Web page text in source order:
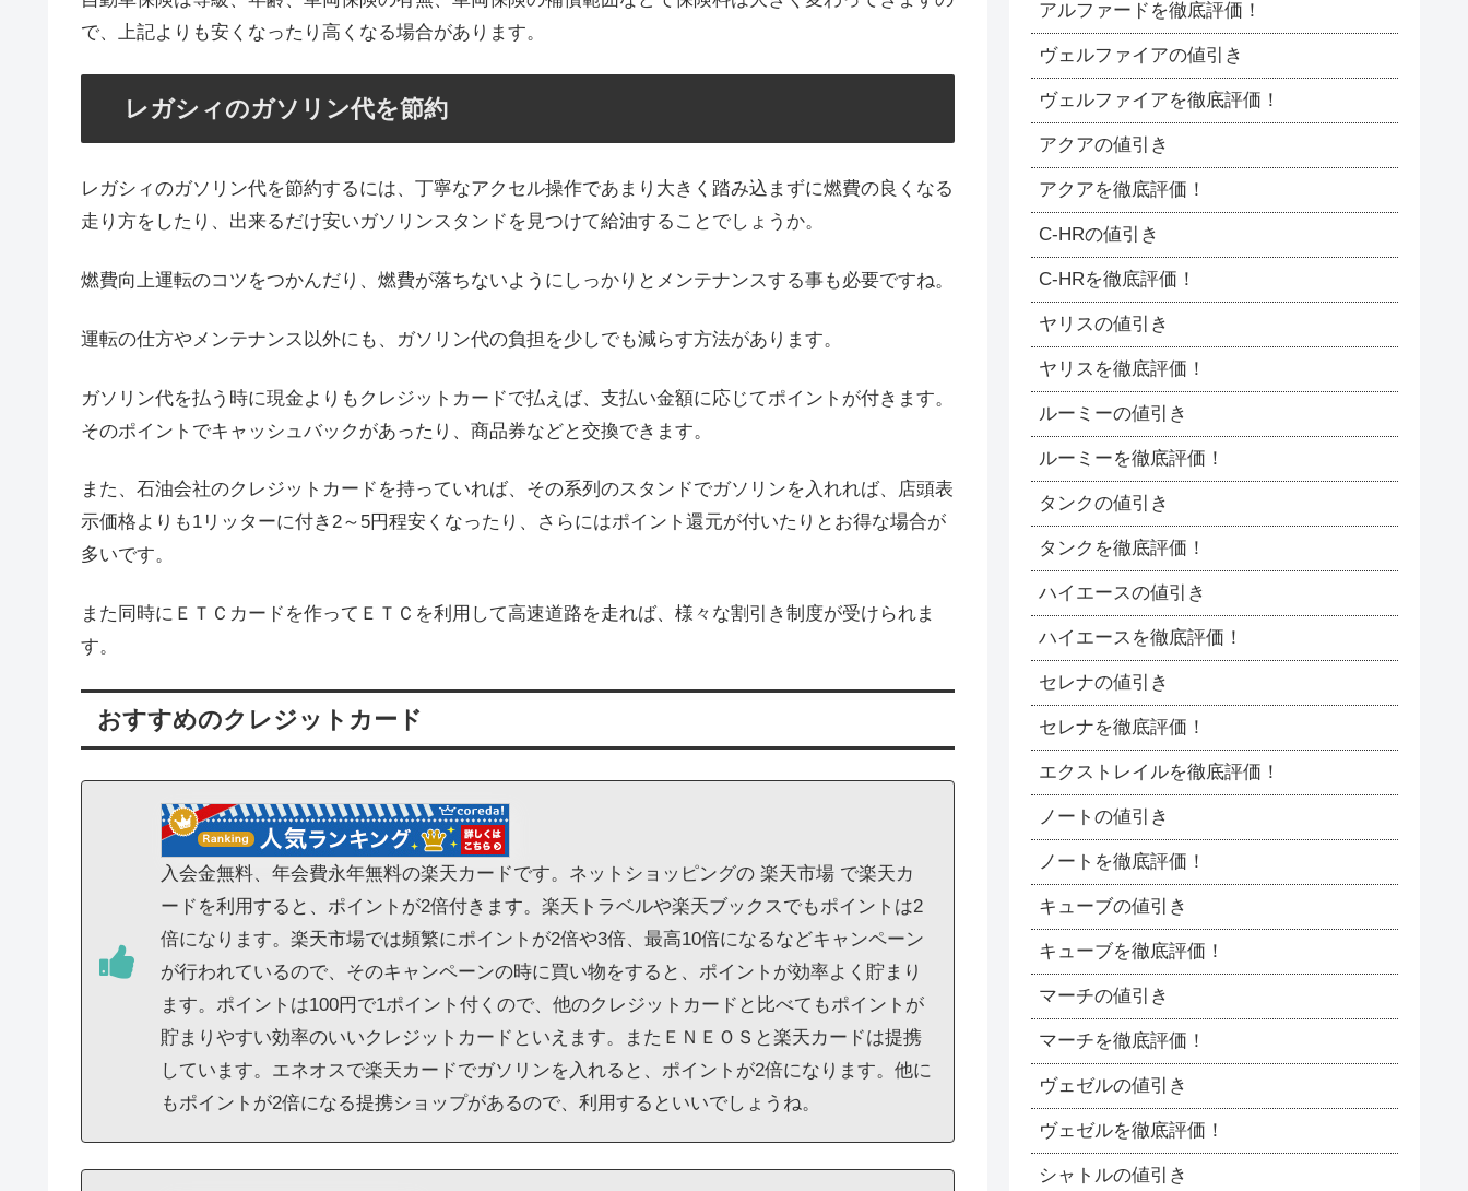
で、上記よりも安くなったり高くなる場合があります。
レガシィのガソリン代を節約
レガシィのガソリン代を節約するには、丁寧なアクセル操作であまり大きく踏み込まずに燃費の良くなる
走り方をしたり、出来るだけ安いガソリンスタンドを見つけて給油することでしょうか。
燃費向上運転のコツをつかんだり、燃費が落ちないようにしっかりとメンテナンスする事も必要ですね。
運転の仕方やメンテナンス以外にも、ガソリン代の負担を少しでも減らす方法があります。
ガソリン代を払う時に現金よりもクレジットカードで払えば、支払い金額に応じてポイントが付きます。
そのポイントでキャッシュバックがあったり、商品券などと交換できます。
また、石油会社のクレジットカードを持っていれば、その系列のスタンドでガソリンを入れれば、店頭表
示価格よりも1リッターに付き2～5円程安くなったり、さらにはポイント還元が付いたりとお得な場合が
多いです。
また同時にＥＴＣカードを作ってＥＴＣを利用して高速道路を走れば、様々な割引き制度が受けられま
す。
おすすめのクレジットカード
入会金無料、年会費永年無料の楽天カードです。ネットショッピングの 楽天市場 で楽天カ
ードを利用すると、ポイントが2倍付きます。楽天トラベルや楽天ブックスでもポイントは2
倍になります。楽天市場では頻繁にポイントが2倍や3倍、最高10倍になるなどキャンペーン
が行われているので、そのキャンペーンの時に買い物をすると、ポイントが効率よく貯まり
ます。ポイントは100円で1ポイント付くので、他のクレジットカードと比べてもポイントが
貯まりやすい効率のいいクレジットカードといえます。またＥＮＥＯＳと楽天カードは提携
しています。エネオスで楽天カードでガソリンを入れると、ポイントが2倍になります。他に
もポイントが2倍になる提携ショップがあるので、利用するといいでしょうね。
アルファードを徹底評価！
ヴェルファイアの値引き
ヴェルファイアを徹底評価！
アクアの値引き
アクアを徹底評価！
C-HRの値引き
C-HRを徹底評価！
ヤリスの値引き
ヤリスを徹底評価！
ルーミーの値引き
ルーミーを徹底評価！
タンクの値引き
タンクを徹底評価！
ハイエースの値引き
ハイエースを徹底評価！
セレナの値引き
セレナを徹底評価！
エクストレイルを徹底評価！
ノートの値引き
ノートを徹底評価！
キューブの値引き
キューブを徹底評価！
マーチの値引き
マーチを徹底評価！
ヴェゼルの値引き
ヴェゼルを徹底評価！
シャトルの値引き